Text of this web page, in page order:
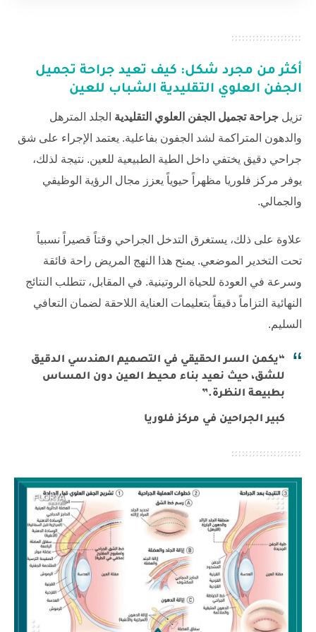
أكثر من مجرد شكل: كيف تعيد جراحة تجميل
الجفن العلوي التقليدية الشباب للعين
تزيل جراحة تجميل الجفن العلوي التقليدية الجلد المترهل
والدهون المتراكمة لشد الجفون بفاعلية. يعتمد الإجراء على شق
جراحي دقيق يختفي داخل الطية الطبيعية للعين. نتيجة لذلك،
يوفر مركز فلوريا مظهراً حيوياً يعزز مجال الرؤية الوظيفي
والجمالي.
علاوة على ذلك، يستغرق التدخل الجراحي وقتاً قصيراً نسبياً
تحت التخدير الموضعي. يمنح هذا النهج المريض راحة فائقة
وسرعة في العودة للحياة الروتينية. في المقابل، تتطلب النتائج
النهائية التزاماً دقيقاً بتعليمات العناية اللاحقة لضمان التعافي
السليم.
“يكمن السر الحقيقي في التصميم الهندسي الدقيق
للشق، حيث نعيد بناء محيط العين دون المساس
بطبيعة النظرة.”
كبير الجراحين في مركز فلوريا